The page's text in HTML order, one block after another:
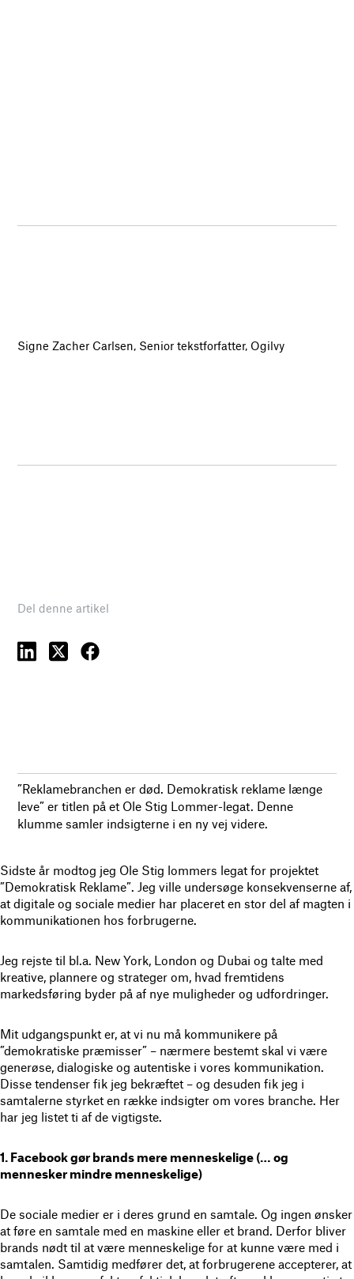
Signe Zacher Carlsen, Senior tekstforfatter, Ogilvy
Del denne artikel
”Reklamebranchen er død. Demokratisk reklame længe
leve” er titlen på et Ole Stig Lommer-legat. Denne
klumme samler indsigterne i en ny vej videre.
Sidste år modtog jeg Ole Stig lommers legat for projektet
”Demokratisk Reklame”. Jeg ville undersøge konsekvenserne af,
at digitale og sociale medier har placeret en stor del af magten i
kommunikationen hos forbrugerne.
Jeg rejste til bl.a. New York, London og Dubai og talte med
kreative, plannere og strateger om, hvad fremtidens
markedsføring byder på af nye muligheder og udfordringer.
Mit udgangspunkt er, at vi nu må kommunikere på
”demokratiske præmisser” – nærmere bestemt skal vi være
generøse, dialogiske og autentiske i vores kommunikation.
Disse tendenser fik jeg bekræftet – og desuden fik jeg i
samtalerne styrket en række indsigter om vores branche. Her
har jeg listet ti af de vigtigste.
1. Facebook gør brands mere menneskelige (… og
mennesker mindre menneskelige)
De sociale medier er i deres grund en samtale. Og ingen ønsker
at føre en samtale med en maskine eller et brand. Derfor bliver
brands nødt til at være menneskelige for at kunne være med i
samtalen. Samtidig medfører det, at forbrugerene accepterer, at